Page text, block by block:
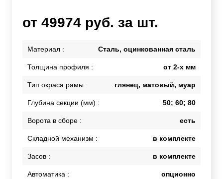
от 49974 руб. за шт.
Материал : Сталь, оцинкованная сталь
Толщина профиля : от 2-х мм
Тип окраса рамы : глянец, матовый, муар
Глубина секции (мм) : 50; 60; 80
Ворота в сборе : есть
Складной механизм : в комплекте
Засов : в комплекте
Автоматика : опционно